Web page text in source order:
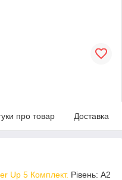
про товар Доставка
Up 5 Комплект. Рівень: А2